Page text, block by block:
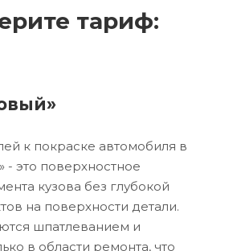
тариф:
к покраске автомобиля в
- это поверхностное
кузова без глубокой
на поверхности детали.
шпатлеванием и
в области ремонта, что